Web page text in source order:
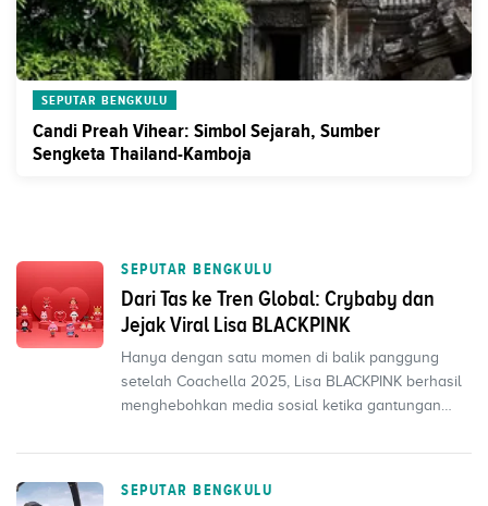
SEPUTAR BENGKULU
Candi Preah Vihear: Simbol Sejarah, Sumber
Sengketa Thailand-Kamboja
SEPUTAR BENGKULU
Dari Tas ke Tren Global: Crybaby dan
Jejak Viral Lisa BLACKPINK
Hanya dengan satu momen di balik panggung
setelah Coachella 2025, Lisa BLACKPINK berhasil
menghebohkan media sosial ketika gantungan
SEPUTAR BENGKULU